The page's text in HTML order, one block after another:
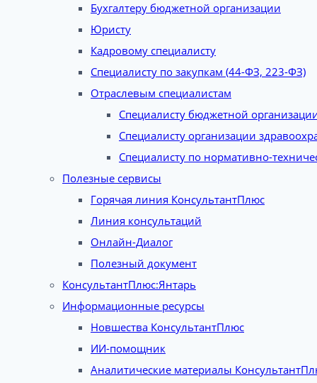
Бухгалтеру бюджетной организации
Юристу
Кадровому специалисту
Специалисту по закупкам (44-ФЗ, 223-ФЗ)
Отраслевым специалистам
Специалисту бюджетной
Специалисту организации
Специалисту по нормативно-
Полезные сервисы
Горячая линия КонсультантПлюс
Линия консультаций
Онлайн-Диалог
Полезный документ
КонсультантПлюс:Янтарь
Информационные ресурсы
Новшества КонсультантПлюс
ИИ-помощник
Аналитические материалы